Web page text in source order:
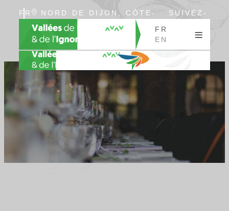
FR
EN
NORD DE DIJON, CÔTE-
D’OR, BOURGOGNE
SUIVEZ-
FR
EN